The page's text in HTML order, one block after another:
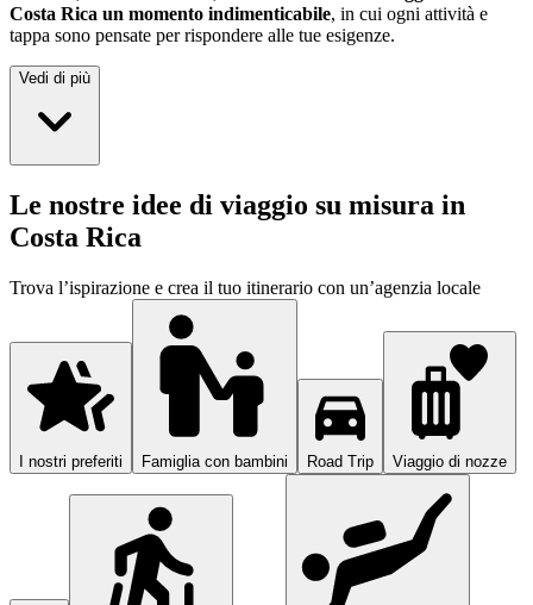
Costa Rica un momento indimenticabile, in cui ogni attività e
tappa sono pensate per rispondere alle tue esigenze.
Vedi di più
Le nostre idee di viaggio su misura in
Costa Rica
Trova l’ispirazione e crea il tuo itinerario con un’agenzia locale
I nostri preferiti Famiglia con bambini Road Trip Viaggio di nozze